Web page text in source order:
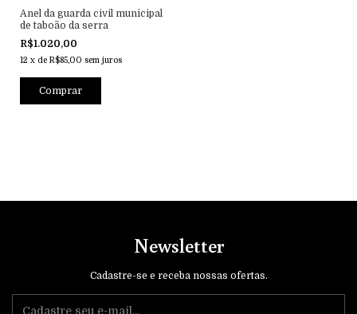
Anel da guarda civil municipal
de taboão da serra
R$1.020,00
12 x de R$85,00 sem juros
Comprar
Newsletter
Cadastre-se e receba nossas ofertas.